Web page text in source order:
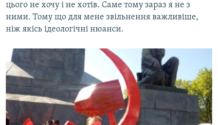
цього не хочу і не хотів. Саме тому зараз я не з
ними. Тому що для мене звільнення важливіше,
ніж якісь ідеологічні нюанси.